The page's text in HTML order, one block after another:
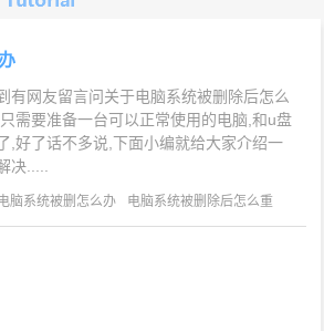
有网友留言问关于电脑系统被删除后怎么
需要准备一台可以正常使用的电脑,和u盘
,好了话不多说,下面小编就给大家介绍一
决.....
脑系统被删怎么办
电脑系统被删除后怎么重
脑系统被删除后怎么解决